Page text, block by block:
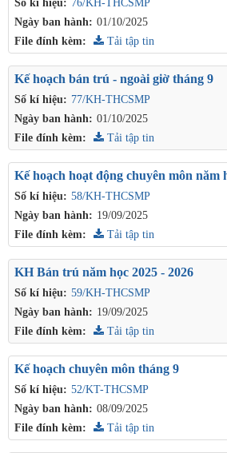
Số kí hiệu: 76/KH-THCSMP
Ngày ban hành: 01/10/2025
File đính kèm: Tải tập tin
Số kí hiệu: 77/KH-THCSMP
Ngày ban hành: 01/10/2025
Kế hoạch bán trú - ngoài giờ tháng 9
File đính kèm: Tải tập tin
Số kí hiệu: 58/KH-THCSMP
Ngày ban hành: 19/09/2025
Kế hoạch hoạt động chuyên môn năm
File đính kèm: Tải tập tin
Số kí hiệu: 59/KH-THCSMP
Ngày ban hành: 19/09/2025
KH Bán trú năm học 2025 - 2026
File đính kèm: Tải tập tin
Số kí hiệu: 52/KT-THCSMP
Ngày ban hành: 08/09/2025
Kế hoạch chuyên môn tháng 9
File đính kèm: Tải tập tin